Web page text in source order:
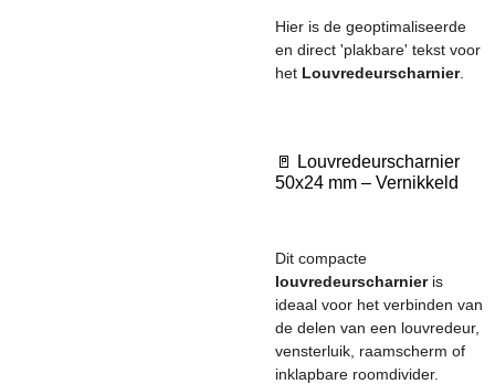
Hier is de geoptimaliseerde
en direct 'plakbare' tekst voor
het Louvredeurscharnier.
🚪 Louvredeurscharnier
50x24 mm – Vernikkeld
Dit compacte
louvredeurscharnieris
ideaal voor het verbinden van
de delen van een louvredeur,
vensterluik, raamscherm of
inklapbare roomdivider.